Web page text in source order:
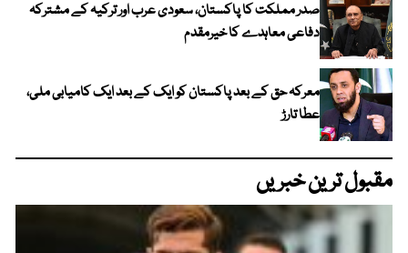
صدر مملکت کا پاکستان، سعودی عرب اور ترکیہ کے مشترکہ
دفاعی معاہدے کا خیرمقدم
معرکہ حق کے بعد پاکستان کو ایک کے بعد ایک کامیابی ملی،
عطا تارڑ
مقبول ترین خبریں